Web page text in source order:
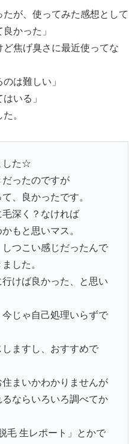
たが、使ってみた感想として
かった」
ど焦げ臭さに最近使ってな
は難しい」
いる」
。
した☆
ったのですが
、良かったです。
深く？なければ
もと思いマス。
つこい感じだったんで
した。
けば良かった、と思い
じゃ自己処理いらずで
ますし、おすすめで
まいかわかりませんが
ならいろいろ調べてか
毛 生レポート」とかで